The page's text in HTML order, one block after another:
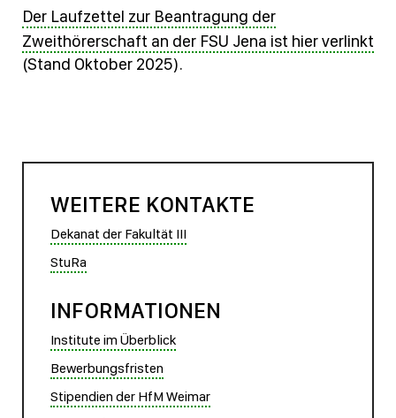
Der Laufzettel zur Beantragung der
Zweithörerschaft an der FSU Jena ist hier verlinkt
(Stand Oktober 2025).
WEITERE KONTAKTE
Dekanat der Fakultät III
StuRa
INFORMATIONEN
Institute im Überblick
Bewerbungsfristen
Stipendien der HfM Weimar